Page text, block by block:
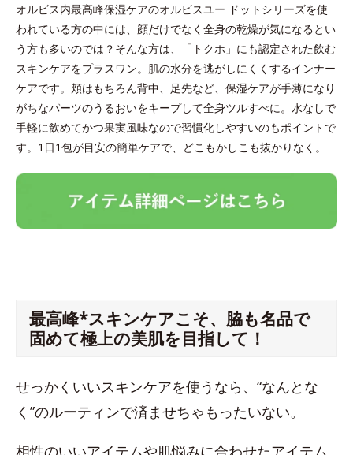
オルビス内最高峰保湿ケアのオルビスユー ドットシリーズを使
われている方の中には、顔だけでなく全身の乾燥が気になるとい
う方も多いのでは？そんな方は、「トクホ」にも認定された飲む
スキンケアをプラスワン。肌の水分を逃がしにくくするインナー
ケアです。頬はもちろん背中、足先など、保湿ケアが手薄になり
がちなパーツのうるおいをキープして全身ツルすべに。水なしで
手軽に飲めてかつ果実風味なので習慣化しやすいのもポイントで
す。1日1包が目安の簡単ケアで、どこもかしこも抜かりなく。
最高峰*スキンケアこそ、脇も名品で
固めて極上の美肌を目指して！
せっかくいいスキンケアを使うなら、“なんとな
く”のルーティンで済ませちゃもったいない。